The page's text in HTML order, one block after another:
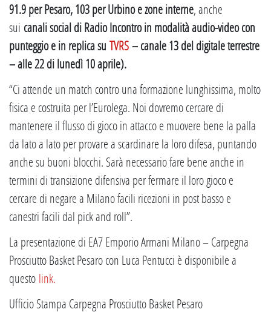
91.9 per Pesaro, 103 per Urbino e zone interne, anche
sui canali social di Radio Incontro in modalità audio-video con
punteggio e in replica su TVRS– canale 13 del digitale terrestre
– alle 22 di lunedì 10 aprile).
“Ci attende un match contro una formazione lunghissima, molto
fisica e costruita per l’Eurolega. Noi dovremo cercare di
mantenere il flusso di gioco in attacco e muovere bene la palla
da lato a lato per provare a scardinare la loro difesa, puntando
anche su buoni blocchi. Sarà necessario fare bene anche in
termini di transizione difensiva per fermare il loro gioco e
cercare di negare a Milano facili ricezioni in post basso e
canestri facili dal pick and roll”.
La presentazione di EA7 Emporio Armani Milano – Carpegna
Prosciutto Basket Pesaro con Luca Pentucci è disponibile a
questo link.
Ufficio Stampa Carpegna Prosciutto Basket Pesaro